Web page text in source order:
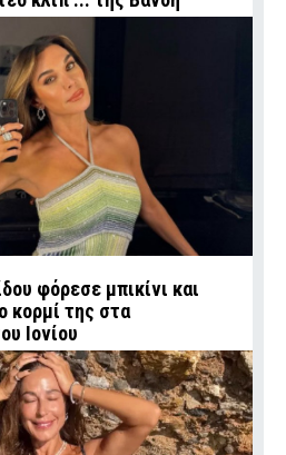
φόρεσε μπικίνι και
κορμί της στα
Ιονίου